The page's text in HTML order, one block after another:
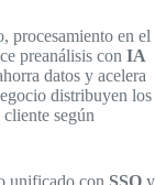
procesamiento en el
preanálisis con IA
datos y acelera
distribuyen los
según
unificado con SSO y